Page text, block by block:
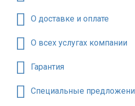
О доставке и оплате
О всех услугах компании
Гарантия
Специальные